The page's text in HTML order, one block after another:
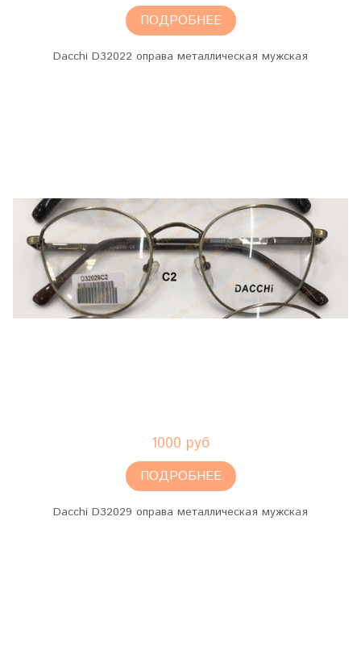
ПОДРОБНЕЕ
Dacchi D32022 оправа металлическая мужская
1000 руб
ПОДРОБНЕЕ
Dacchi D32029 оправа металлическая мужская